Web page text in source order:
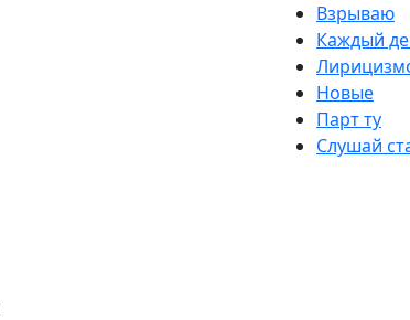
Взрываю
Каждый
Новые
Парт ту
Слушай